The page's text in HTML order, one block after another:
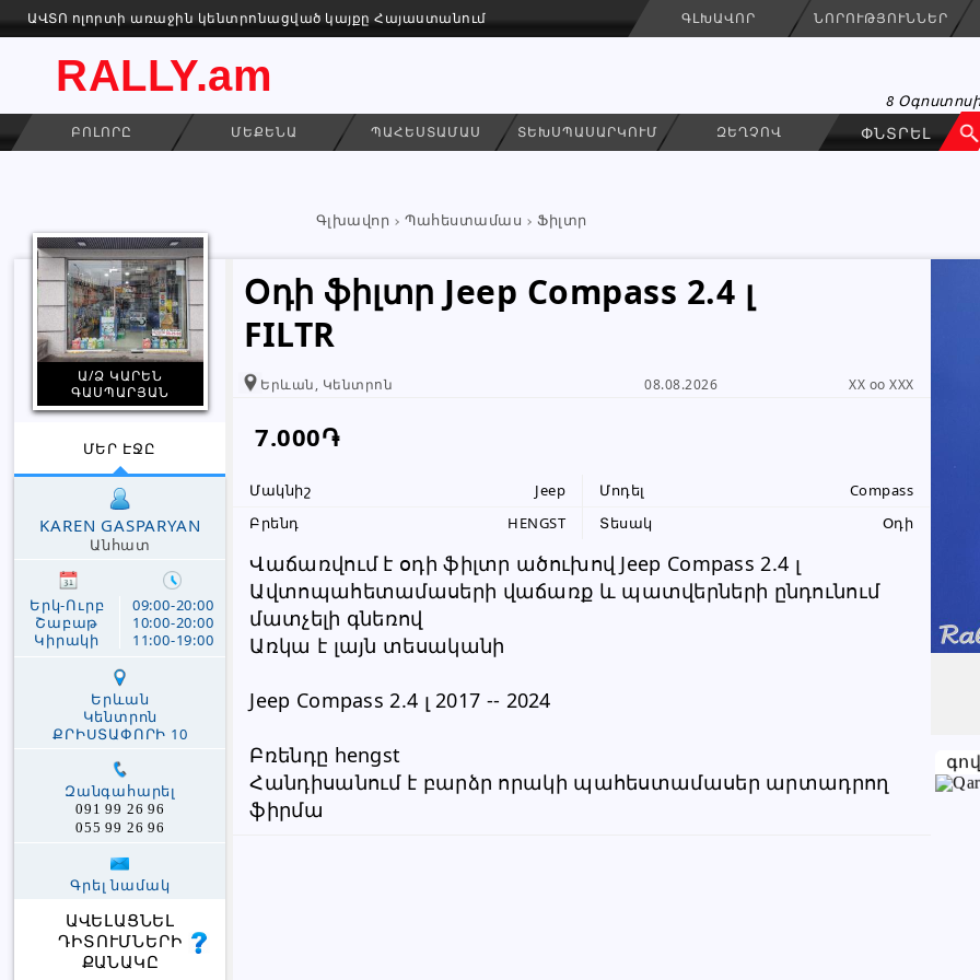
ԱՎՏՈ ոլորտի առաջին կենտրոնացված կայքը Հայաստանում ԳԼԽԱՎՈՐ ՆՈՐՈՒԹՅՈՒՆՆԵՐ
RALLY.am
8
ԲՈԼՈՐԸ ՄԵՔԵՆԱ ՊԱՀԵՍՏԱՄԱՍ ՏԵԽՍՊԱՍԱՐԿՈՒՄ ԶԵՂՉՈՎ
Գլխավոր Պահեստամաս Ֆիլտր
Օդի ֆիլտր Jeep Compass 2.4 լ
FILTR
Երևան, Կենտրոն 08.08.2026 XX oo XXX
7.000֏
Մակնիշ Jeep Մոդել
Compass
Բրենդ
HENGST Տեսակ Օդի
Վաճառվում է օդի ֆիլտր ածուխով Jeep Compass 2.4 լ
Ավտոպահետամասերի վաճառք և պատվերների ընդունում
մատչելի գնեռով
Առկա է լայն տեսականի
Jeep Compass 2.4 լ 2017 -- 2024
Բռենդը hengst
Հանդիսանում է բարձր որակի պահեստամասեր արտադրող
ֆիրմա
Ա/Ձ ԿԱՐԵՆ
ԳԱՍՊԱՐՅԱՆ
ՄԵՐ ԷՋԸ
KAREN GASPARYAN
Անհատ
Երկ-Ուրբ
Շաբաթ
Կիրակի
09:00-20:00
10:00-20:00
11:00-19:00
Երևան
Կենտրոն
ՔՐԻՍՏԱՓՈՐԻ 10
Զանգահարել
091 99 26 96
055 99 26 96
Գրել նամակ
ԱՎԵԼԱՑՆԵԼ
ԴԻՏՈՒՄՆԵՐԻ
ՔԱՆԱԿԸ
ԳՐԵԼ ՆԱՄԱԿ